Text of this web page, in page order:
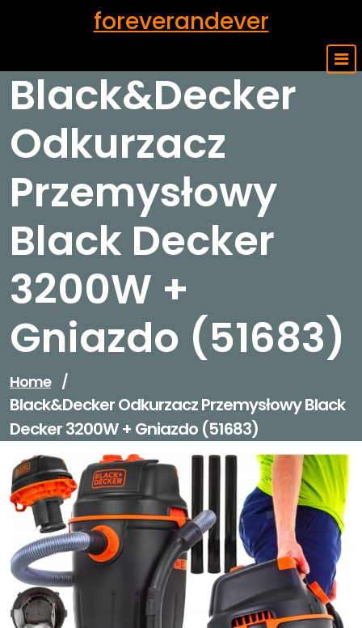
foreverandever
Black&Decker
Odkurzacz
Przemysłowy
Black Decker
3200W +
Gniazdo (51683)
Home /
Black&Decker Odkurzacz Przemysłowy Black
Decker 3200W + Gniazdo (51683)